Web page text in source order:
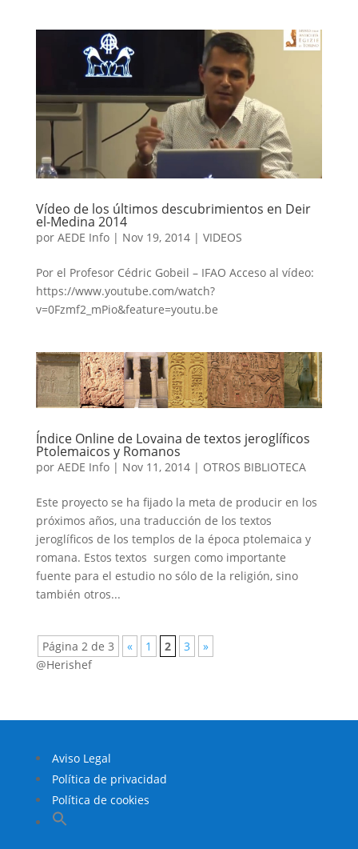
Vídeo de los últimos descubrimientos en Deir
el-Medina 2014
por AEDE Info| Nov 19, 2014| VIDEOS
Por el Profesor Cédric Gobeil – IFAO Acceso al vídeo:
https://www.youtube.com/watch?
v=0Fzmf2_mPio&feature=youtu.be
Índice Online de Lovaina de textos jeroglíficos
Ptolemaicos y Romanos
por AEDE Info| Nov 11, 2014| OTROS BIBLIOTECA
Este proyecto se ha fijado la meta de producir en los
próximos años, una traducción de los textos
jeroglíficos de los templos de la época ptolemaica y
romana. Estos textos surgen como importante
fuente para el estudio no sólo de la religión, sino
también otros...
Página 2 de 3 « 1 2 3
»
@Herishef
Aviso Legal
Política de privacidad
Política de cookies
Buscar: